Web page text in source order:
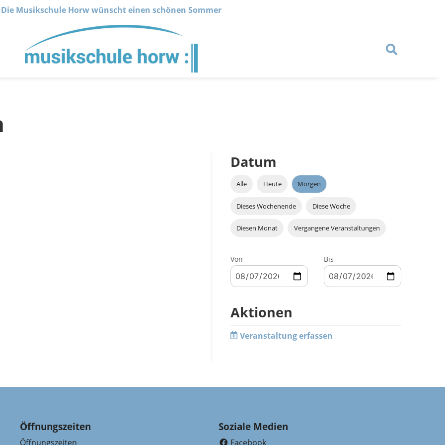
Die Musikschule Horw wünscht einen schönen Sommer
Datum
Alle Heute Morgen
Dieses Wochenende Diese Woche
Diesen Monat Vergangene Veranstaltungen
Von Bis
Aktionen
Veranstaltung erfassen
Öffnungszeiten
Öffnungszeiten
Soziale Medien
Facebook